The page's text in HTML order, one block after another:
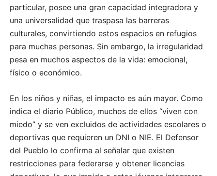
particular, posee una gran capacidad integradora y
una universalidad que traspasa las barreras
culturales, convirtiendo estos espacios en refugios
para muchas personas. Sin embargo, la irregularidad
pesa en muchos aspectos de la vida: emocional,
físico o económico.
En los niños y niñas, el impacto es aún mayor. Como
indica el diario Público, muchos de ellos “viven con
miedo” y se ven excluidos de actividades escolares o
deportivas que requieren un DNI o NIE. El Defensor
del Pueblo lo confirma al señalar que existen
restricciones para federarse y obtener licencias